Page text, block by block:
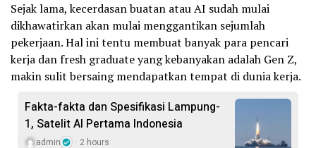
Sejak lama, kecerdasan buatan atau AI sudah mulai
dikhawatirkan akan mulai menggantikan sejumlah
pekerjaan. Hal ini tentu membuat banyak para pencari
kerja dan fresh graduate yang kebanyakan adalah Gen Z,
makin sulit bersaing mendapatkan tempat di dunia kerja.
Fakta-fakta dan Spesifikasi Lampung-
1, Satelit AI Pertama Indonesia
admin 2 hours